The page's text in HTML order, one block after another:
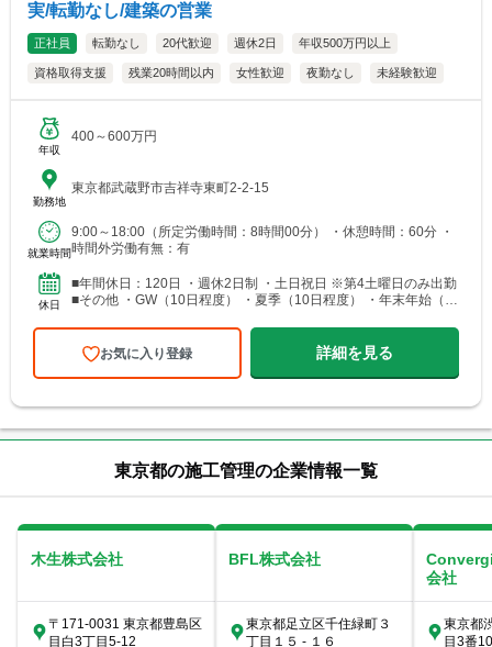
実/転勤なし/建築の営業
正社員 転勤なし 20代歓迎 週休2日 年収500万円以上
資格取得支援 残業20時間以内 女性歓迎 夜勤なし 未経験歓迎
年収
400～600万円
勤務地
東京都武蔵野市吉祥寺東町2-2-15
就業時間
9:00～18:00（所定労働時間：8時間00分） ・休憩時間：60分 ・
時間外労働有無：有
休日
■年間休日：120日 ・週休2日制 ・土日祝日 ※第4土曜日のみ出勤
■その他 ・GW（10日程度） ・夏季（10日程度） ・年末年始（10
お気に入り登録 詳細を見る
東京都の施工管理の企業情報一覧
木生株式会社
〒171-0031 東京都豊島区
目白3丁目5-12
BFL株式会社
東京都足立区千住緑町３
丁目１５ - １６
会社
東京都
目3番